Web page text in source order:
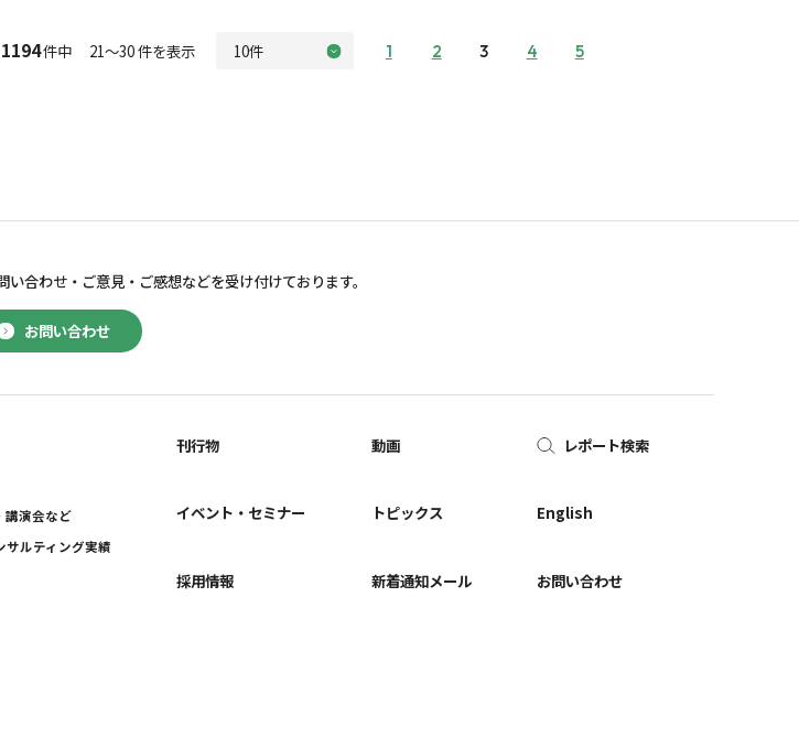
1194件中 21～30 件を表示 1 2 3 4 5
お問い合わせ
い合わせ・ ご意見・ご感想などを受け付けております。
講演会など
サルティング実績
刊行物
イベント・セミナー
採用情報
動画
トピックス
新着通知メール
レポート検索
English
お問い合わせ